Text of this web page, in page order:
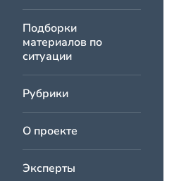
Подборки
материалов по
ситуации
Рубрики
О проекте
Эксперты